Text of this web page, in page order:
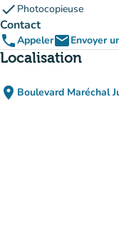
check Photocopieuse
Contact
phoneAppeleremailEnvoyer
Localisation
place Boulevard Maréchal